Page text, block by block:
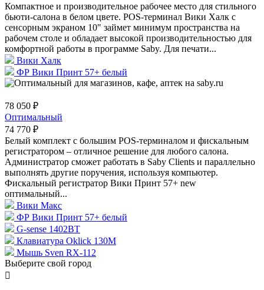
Компактное и производительное рабочее место для стильного
бьюти-салона в белом цвете. POS-терминал Вики Халк с
сенсорным экраном 10" займет минимум пространства на
рабочем столе и обладает высокой производительностью для
комфортной работы в программе Saby. Для печати...
Вики Халк
ФР Вики Принт 57+ белый
78 050 ₽
Оптимальный
74 770 ₽
Белый комплект c большим POS-терминалом и фискальным
регистратором – отличное решение для любого салона.
Администратор сможет работать в Saby Clients и параллельно
выполнять другие поручения, используя компьютер.
Фискальный регистратор Вики Принт 57+ new
оптимальный...
Вики Макс
ФР Вики Принт 57+ белый
G-sense 1402BT
Клавиатура Oklick 130M
Мышь Sven RX-112
Выберите свой город
